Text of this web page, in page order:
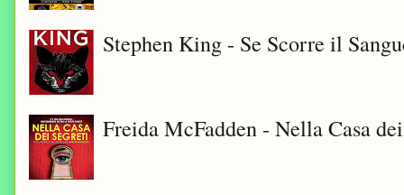
Stephen King - Se Scorre il
Freida McFadden - Nella Casa